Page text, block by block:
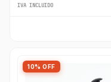
IVA INCLUIDO
10% OFF